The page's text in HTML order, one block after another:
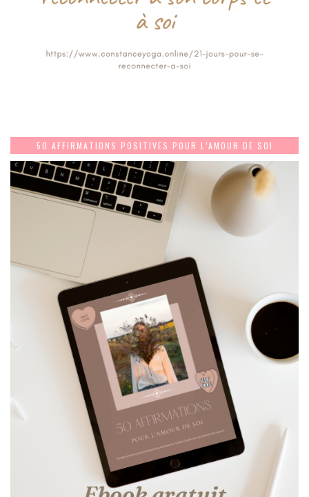
50 AFFIRMATIONS POSITIVES POUR L’AMOUR DE SOI